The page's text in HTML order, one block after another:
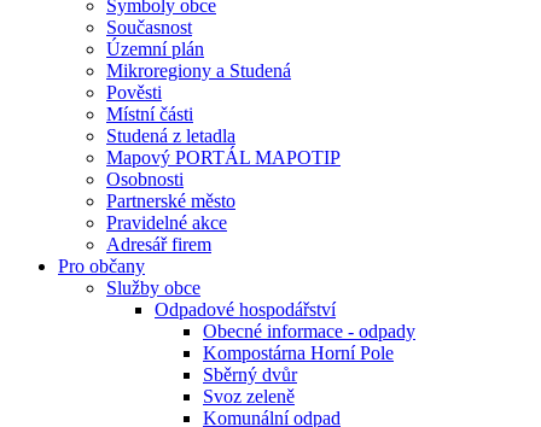
Symboly obce
Současnost
Územní plán
Mikroregiony a Studená
Pověsti
Místní části
Studená z letadla
Mapový PORTÁL MAPOTIP
Osobnosti
Partnerské město
Pravidelné akce
Adresář firem
Pro občany
Služby obce
Odpadové hospodářství
Obecné informace - odpady
Kompostárna Horní Pole
Sběrný dvůr
Svoz zeleně
Komunální odpad